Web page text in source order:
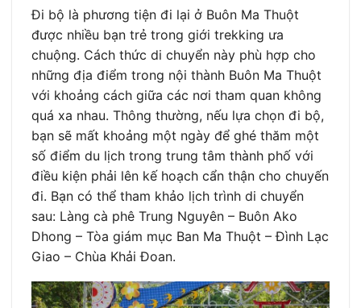
Đi bộ là phương tiện đi lại ở Buôn Ma Thuột
được nhiều bạn trẻ trong giới trekking ưa
chuộng. Cách thức di chuyển này phù hợp cho
những địa điểm trong nội thành Buôn Ma Thuột
với khoảng cách giữa các nơi tham quan không
quá xa nhau. Thông thường, nếu lựa chọn đi bộ,
bạn sẽ mất khoảng một ngày để ghé thăm một
số điểm du lịch trong trung tâm thành phố với
điều kiện phải lên kế hoạch cẩn thận cho chuyến
đi. Bạn có thể tham khảo lịch trình di chuyển
sau: Làng cà phê Trung Nguyên – Buôn Ako
Dhong – Tòa giám mục Ban Ma Thuột – Đình Lạc
Giao – Chùa Khải Đoan.